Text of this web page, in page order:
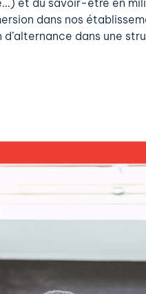
et du savoir-être en
dans nos
dans une